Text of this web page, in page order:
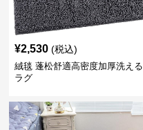
¥2,530 (税込)
絨毯 蓬松舒適高密度加厚洗える
ラグ